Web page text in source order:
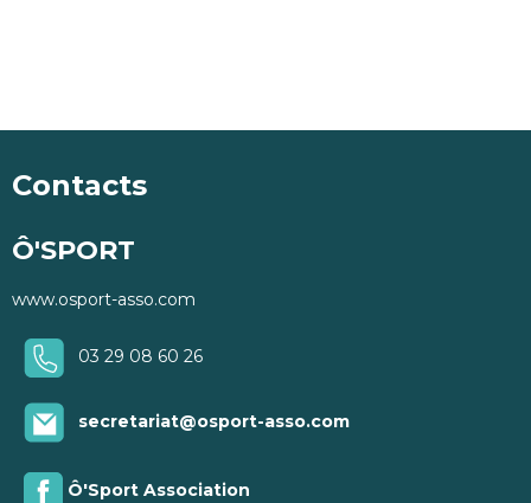
Contacts
Ô'SPORT
www.osport-asso.com
03 29 08 60 26
secretariat@osport-asso.com
Ô'Sport Association